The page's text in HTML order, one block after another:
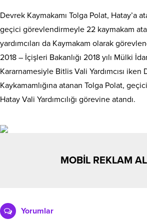
Devrek Kaymakamı Tolga Polat, Hatay’a
geçici görevlendirmeyle 22 kaymakam
yardımcıları da Kaymakam olarak
2018 – İçişleri Bakanlığı 2018 yılı Mülki
Kararnamesiyle Bitlis Vali Yardımcısı iken
Kaykamamlığına atanan Tolga Polat,
Hatay Vali Yardımcılığı görevine atandı.
MOBİL REKLAM
Yorumlar